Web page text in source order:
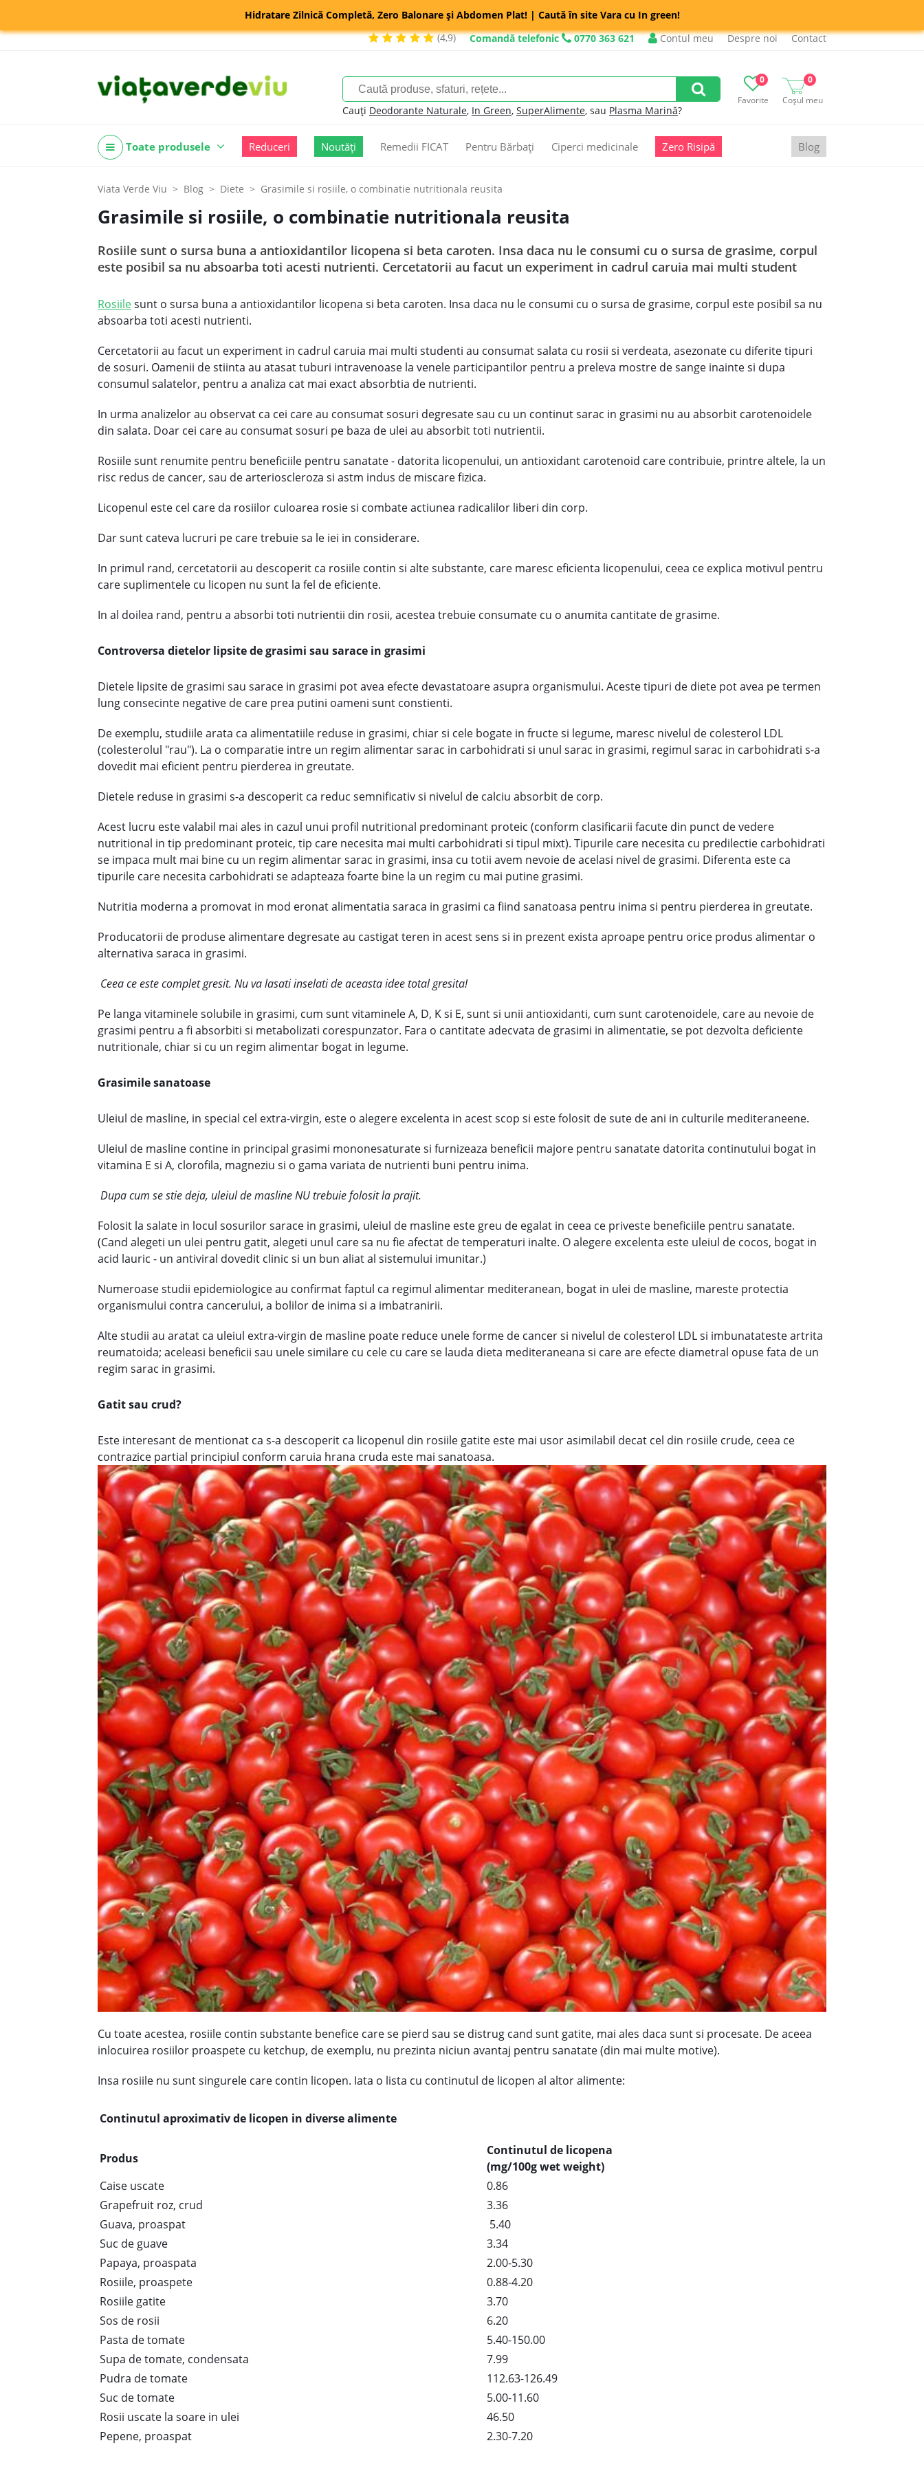
Hidratare Zilnică Completă, Zero Balonare și Abdomen Plat! | Caută în site Vara cu In green!
(4,9)
Comandă telefonic 0770 363 621 Contul meu Despre noi Contact
Favorite
0
Coșul meu
0
Cauți Deodorante Naturale, In Green, SuperAlimente, sau Plasma Marină?
Toate produsele Reduceri Noutăți Remedii FICAT Pentru Bărbați Ciperci medicinale Zero Risipă Blog
Viata Verde Viu Blog Diete Grasimile si rosiile, o combinatie nutritionala reusita
Grasimile si rosiile, o combinatie nutritionala reusita
Rosiile sunt o sursa buna a antioxidantilor licopena si beta caroten. Insa daca nu le consumi cu o sursa de grasime, corpul
este posibil sa nu absoarba toti acesti nutrienti. Cercetatorii au facut un experiment in cadrul caruia mai multi student
Rosiilesunt o sursa buna a antioxidantilor licopena si beta caroten. Insa daca nu le consumi cu o sursa de grasime, corpul este posibil sa nu
absoarba toti acesti nutrienti.
Cercetatorii au facut un experiment in cadrul caruia mai multi studenti au consumat salata cu rosii si verdeata, asezonate cu diferite tipuri
de sosuri. Oamenii de stiinta au atasat tuburi intravenoase la venele participantilor pentru a preleva mostre de sange inainte si dupa
consumul salatelor, pentru a analiza cat mai exact absorbtia de nutrienti.
In urma analizelor au observat ca cei care au consumat sosuri degresate sau cu un continut sarac in grasimi nu au absorbit carotenoidele
din salata. Doar cei care au consumat sosuri pe baza de ulei au absorbit toti nutrientii.
Rosiile sunt renumite pentru beneficiile pentru sanatate - datorita licopenului, un antioxidant carotenoid care contribuie, printre altele, la un
risc redus de cancer, sau de arterioscleroza si astm indus de miscare fizica.
Licopenul este cel care da rosiilor culoarea rosie si combate actiunea radicalilor liberi din corp.
Dar sunt cateva lucruri pe care trebuie sa le iei in considerare.
In primul rand, cercetatorii au descoperit ca rosiile contin si alte substante, care maresc eficienta licopenului, ceea ce explica motivul pentru
care suplimentele cu licopen nu sunt la fel de eficiente.
In al doilea rand, pentru a absorbi toti nutrientii din rosii, acestea trebuie consumate cu o anumita cantitate de grasime.
Controversa dietelor lipsite de grasimi sau sarace in grasimi
Dietele lipsite de grasimi sau sarace in grasimi pot avea efecte devastatoare asupra organismului. Aceste tipuri de diete pot avea pe termen
lung consecinte negative de care prea putini oameni sunt constienti.
De exemplu, studiile arata ca alimentatiile reduse in grasimi, chiar si cele bogate in fructe si legume, maresc nivelul de colesterol LDL
(colesterolul "rau"). La o comparatie intre un regim alimentar sarac in carbohidrati si unul sarac in grasimi, regimul sarac in carbohidrati s-a
dovedit mai eficient pentru pierderea in greutate.
Dietele reduse in grasimi s-a descoperit ca reduc semnificativ si nivelul de calciu absorbit de corp.
Acest lucru este valabil mai ales in cazul unui profil nutritional predominant proteic (conform clasificarii facute din punct de vedere
nutritional in tip predominant proteic, tip care necesita mai multi carbohidrati si tipul mixt). Tipurile care necesita cu predilectie carbohidrati
se impaca mult mai bine cu un regim alimentar sarac in grasimi, insa cu totii avem nevoie de acelasi nivel de grasimi. Diferenta este ca
tipurile care necesita carbohidrati se adapteaza foarte bine la un regim cu mai putine grasimi.
Nutritia moderna a promovat in mod eronat alimentatia saraca in grasimi ca fiind sanatoasa pentru inima si pentru pierderea in greutate.
Producatorii de produse alimentare degresate au castigat teren in acest sens si in prezent exista aproape pentru orice produs alimentar o
alternativa saraca in grasimi.
Ceea ce este complet gresit. Nu va lasati inselati de aceasta idee total gresita!
Pe langa vitaminele solubile in grasimi, cum sunt vitaminele A, D, K si E, sunt si unii antioxidanti, cum sunt carotenoidele, care au nevoie de
grasimi pentru a fi absorbiti si metabolizati corespunzator. Fara o cantitate adecvata de grasimi in alimentatie, se pot dezvolta deficiente
nutritionale, chiar si cu un regim alimentar bogat in legume.
Grasimile sanatoase
Uleiul de masline, in special cel extra-virgin, este o alegere excelenta in acest scop si este folosit de sute de ani in culturile mediteraneene.
Uleiul de masline contine in principal grasimi mononesaturate si furnizeaza beneficii majore pentru sanatate datorita continutului bogat in
vitamina E si A, clorofila, magneziu si o gama variata de nutrienti buni pentru inima.
Dupa cum se stie deja, uleiul de masline NU trebuie folosit la prajit.
Folosit la salate in locul sosurilor sarace in grasimi, uleiul de masline este greu de egalat in ceea ce priveste beneficiile pentru sanatate.
(Cand alegeti un ulei pentru gatit, alegeti unul care sa nu fie afectat de temperaturi inalte. O alegere excelenta este uleiul de cocos, bogat in
acid lauric - un antiviral dovedit clinic si un bun aliat al sistemului imunitar.)
Numeroase studii epidemiologice au confirmat faptul ca regimul alimentar mediteranean, bogat in ulei de masline, mareste protectia
organismului contra cancerului, a bolilor de inima si a imbatranirii.
Alte studii au aratat ca uleiul extra-virgin de masline poate reduce unele forme de cancer si nivelul de colesterol LDL si imbunatateste artrita
reumatoida; aceleasi beneficii sau unele similare cu cele cu care se lauda dieta mediteraneana si care are efecte diametral opuse fata de un
regim sarac in grasimi.
Gatit sau crud?
Este interesant de mentionat ca s-a descoperit ca licopenul din rosiile gatite este mai usor asimilabil decat cel din rosiile crude, ceea ce
contrazice partial principiul conform caruia hrana cruda este mai sanatoasa.
Cu toate acestea, rosiile contin substante benefice care se pierd sau se distrug cand sunt gatite, mai ales daca sunt si procesate. De aceea
inlocuirea rosiilor proaspete cu ketchup, de exemplu, nu prezinta niciun avantaj pentru sanatate (din mai multe motive).
Insa rosiile nu sunt singurele care contin licopen. Iata o lista cu continutul de licopen al altor alimente:
Continutul aproximativ de licopen in diverse alimente
Produs
Continutul de licopena
(mg/100g wet weight)
Caise uscate
0.86
Grapefruit roz, crud
3.36
Guava, proaspat
5.40
Suc de guave
3.34
Papaya, proaspata
2.00-5.30
Rosiile, proaspete
0.88-4.20
Rosiile gatite
3.70
Sos de rosii
6.20
Pasta de tomate
5.40-150.00
Supa de tomate, condensata
7.99
Pudra de tomate
112.63-126.49
Suc de tomate
5.00-11.60
Rosii uscate la soare in ulei
46.50
Pepene, proaspat
2.30-7.20